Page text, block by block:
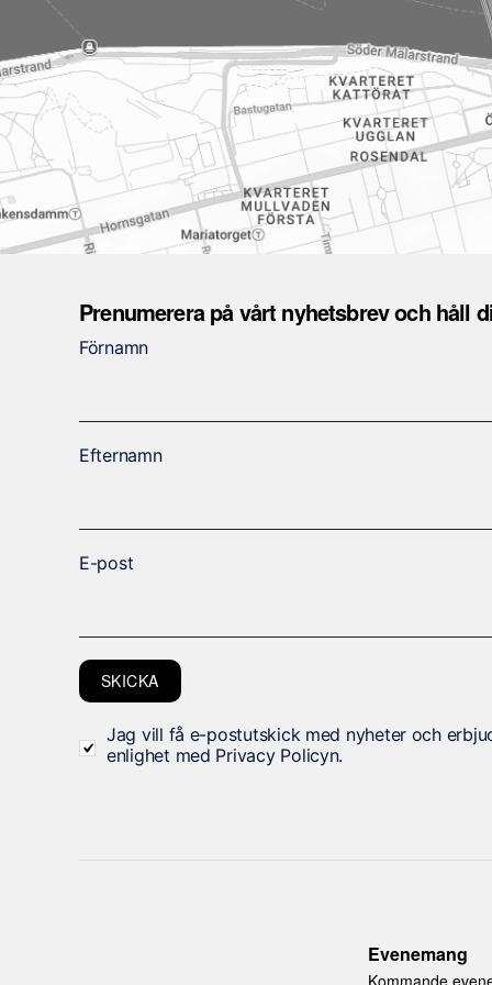
Prenumerera på vårt nyhetsbrev och håll
Förnamn
Efternamn
E-post
SKICKA
Jag vill få e-postutskick med nyheter och
enlighet med Privacy Policyn.
Evenemang
g
a
D
e
s
a